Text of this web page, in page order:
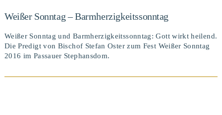
Weißer Sonntag – Barmherzigkeitssonntag
Weißer Sonntag und Barmherzigkeitssonntag: Gott wirkt heilend.
Die Predigt von Bischof Stefan Oster zum Fest Weißer Sonntag
2016 im Passauer Stephansdom.